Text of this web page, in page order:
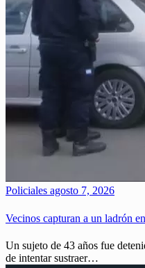
Policiales agosto 7, 2026
Vecinos capturan a un ladrón
Un sujeto de 43 años fue
de intentar sustraer…